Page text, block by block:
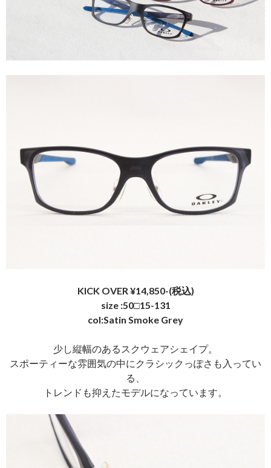
KICK OVER ¥14,850-(税込)
size :50□15-131
col:Satin Smoke Grey
少し縦幅のあるスクウェアシェイプ。
スポーティーな雰囲気の中にクラシックっぽさも入ってい
る、
トレンドも抑えたモデルになっています。